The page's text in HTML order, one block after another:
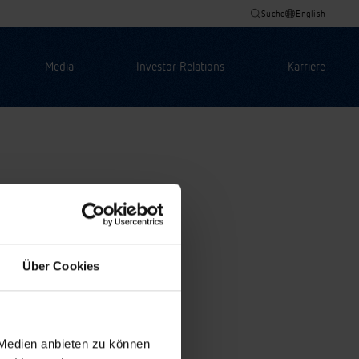
Über Cookies
anbieten zu können
Suche English
Media Investor Relations Karriere